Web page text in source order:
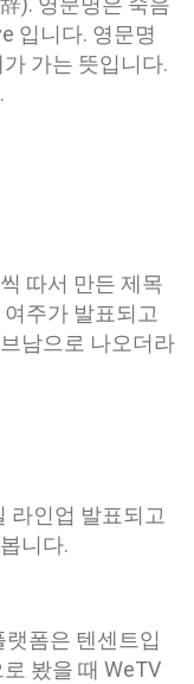
입니다. 영문명
가는 뜻입니다.
따서 만든 제목
주가 발표되고
남으로 나오더라
라인업 발표되고
니다.
폼은 텐센트입
봤을 때 WeTV